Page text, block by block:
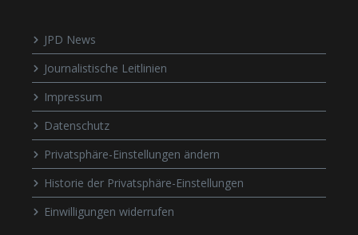
JPD News
Journalistische Leitlinien
Impressum
Datenschutz
Privatsphäre-Einstellungen ändern
Historie der Privatsphäre-Einstellungen
Einwilligungen widerrufen